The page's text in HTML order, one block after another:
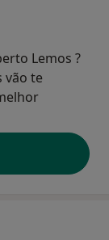
Lemos ?
vão te